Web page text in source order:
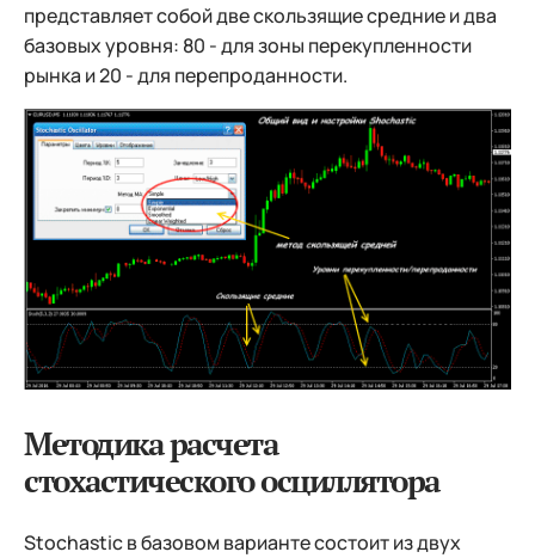
представляет собой две скользящие средние и два
базовых уровня: 80 - для зоны перекупленности
рынка и 20 - для перепроданности.
Методика расчета
стохастического осциллятора
Stochastic в базовом варианте состоит из двух